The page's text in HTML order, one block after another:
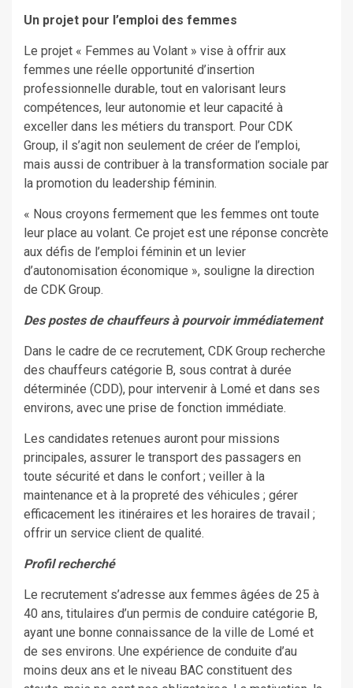
Un projet pour l’emploi des femmes
Le projet « Femmes au Volant » vise à offrir aux
femmes une réelle opportunité d’insertion
professionnelle durable, tout en valorisant leurs
compétences, leur autonomie et leur capacité à
exceller dans les métiers du transport. Pour CDK
Group, il s’agit non seulement de créer de l’emploi,
mais aussi de contribuer à la transformation sociale par
la promotion du leadership féminin.
« Nous croyons fermement que les femmes ont toute
leur place au volant. Ce projet est une réponse concrète
aux défis de l’emploi féminin et un levier
d’autonomisation économique », souligne la direction
de CDK Group.
Des postes de chauffeurs à pourvoir immédiatement
Dans le cadre de ce recrutement, CDK Group recherche
des chauffeurs catégorie B, sous contrat à durée
déterminée (CDD), pour intervenir à Lomé et dans ses
environs, avec une prise de fonction immédiate.
Les candidates retenues auront pour missions
principales, assurer le transport des passagers en
toute sécurité et dans le confort ; veiller à la
maintenance et à la propreté des véhicules ; gérer
efficacement les itinéraires et les horaires de travail ;
offrir un service client de qualité.
Profil recherché
Le recrutement s’adresse aux femmes âgées de 25 à
40 ans, titulaires d’un permis de conduire catégorie B,
ayant une bonne connaissance de la ville de Lomé et
de ses environs. Une expérience de conduite d’au
moins deux ans et le niveau BAC constituent des